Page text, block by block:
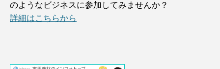
のようなビジネスに参加してみませんか？
詳細はこちらから